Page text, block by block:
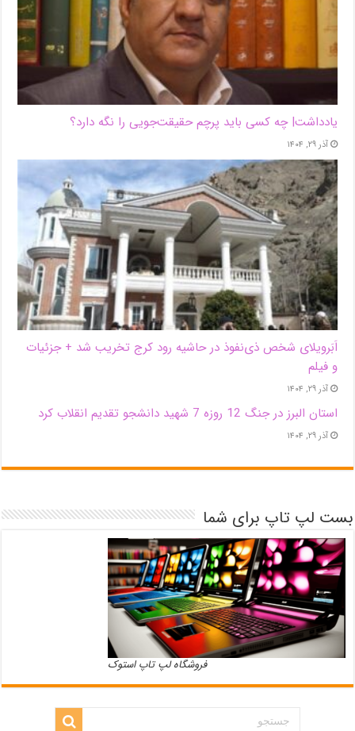
یادداشت| ‌چه کسی باید پرچم حقیقت‌جویی را نگه دارد؟
آذر ۲۹, ۱۴۰۴
اَبَر‌ویلای شخص ذی‌نفوذ در حاشیه‌ رود کرج تخریب شد + جزئیات
و فیلم
آذر ۲۹, ۱۴۰۴
استان البرز در جنگ 12 روزه 7 شهید دانشجو تقدیم انقلاب کرد
آذر ۲۹, ۱۴۰۴
بست لپ تاپ برای شما
فروشگاه لپ تاپ استوک